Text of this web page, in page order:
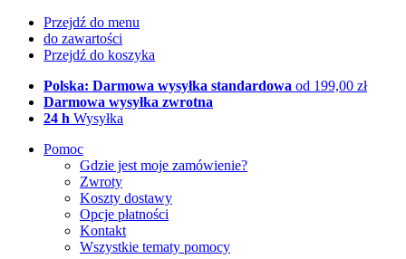
Przejdź do menu
do zawartości
Przejdź do koszyka
Polska: Darmowa wysyłka standardowa od 199,00 zł
Darmowa wysyłka zwrotna
24 h Wysyłka
Pomoc
Gdzie jest moje zamówienie?
Zwroty
Koszty dostawy
Opcje płatności
Kontakt
Wszystkie tematy pomocy